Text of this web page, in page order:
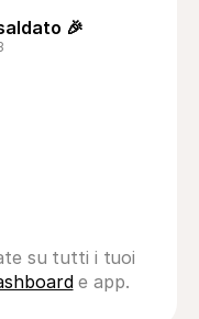
🎉
su tutti i tuoi
e app.